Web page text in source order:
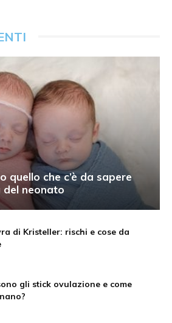
quello che c’è da sapere
neonato
di Kristeller: rischi e cose da
gli stick ovulazione e come